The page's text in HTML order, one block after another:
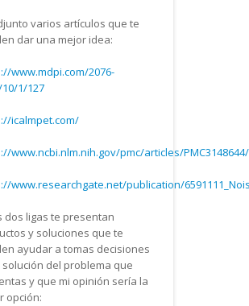
varios artículos que te
dar una mejor idea:
www.mdpi.com/2076-
1/127
icalmpet.com/
www.ncbi.nlm.nih.gov/pmc/articles/PMC3148644/
www.researchgate.net/publication/
dos ligas te presentan
y soluciones que te
ayudar a tomas decisiones
solución del problema que
y que mi opinión sería la
opción: